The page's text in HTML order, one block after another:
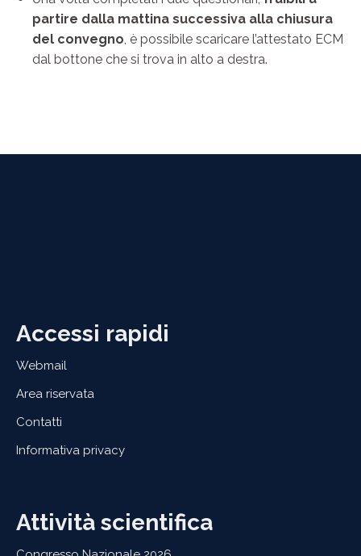
partire dalla mattina successiva alla chiusura
del convegno, è possibile scaricare l’attestato ECM
dal bottone che si trova in alto a destra.
Accessi rapidi
Webmail
Area riservata
Contatti
Informativa privacy
Attività scientifica